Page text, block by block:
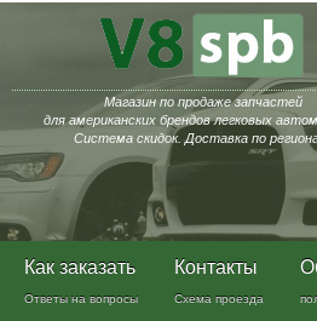
Магазин по продаже запчастей
для американских брендов легковых
Система скидок. Доставка по
Как заказать
Ответы на вопросы
Контакты
Схема проезда